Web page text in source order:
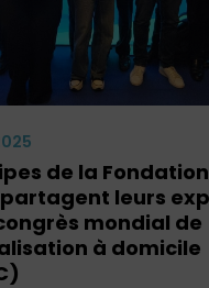
de la
leurs
mondial de
à domicile